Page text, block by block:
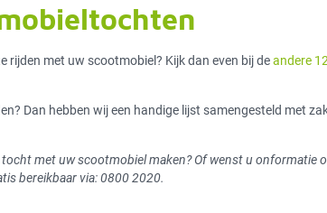
rijden met uw scootmobiel? Kijk dan even bij deandere
Dan hebben wij een handige lijst samengesteld met
met uw scootmobiel maken? Of wenst u onformatie
bereikbaar via: 0800 2020.